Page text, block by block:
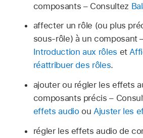
composants – Consultez
affecter un rôle (ou plus
sous-rôle) à un composant
Introduction aux rôles et
réattribuer des rôles.
ajouter ou régler les effets
composants précis –
effets audioouAjuster les
régler les effets audio de